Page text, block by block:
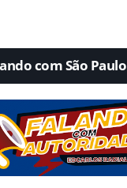
com São Paulo